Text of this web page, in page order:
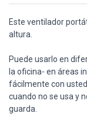
Este ventilador
altura.
Puede usarlo en
la oficina- en áreas
fácilmente con
cuando no se usa y
guarda.